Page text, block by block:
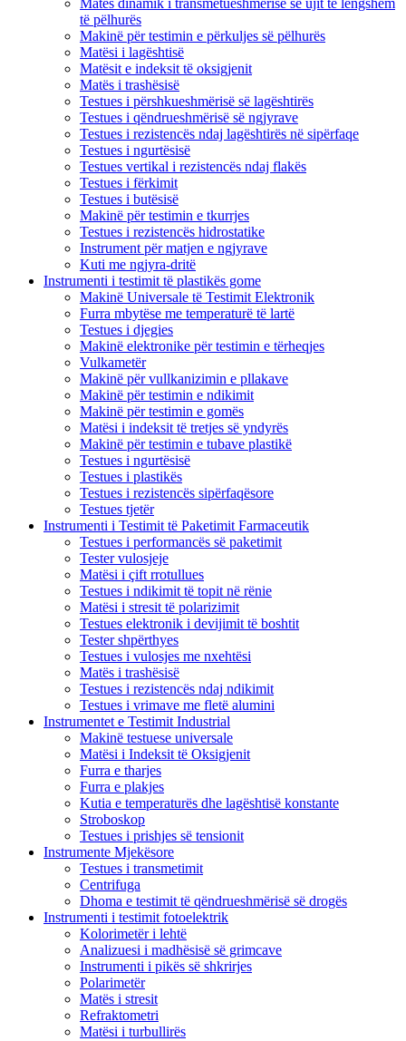
të pëlhurës
Makinë për testimin e përkuljes së pëlhurës
Matësi i lagështisë
Matësit e indeksit të oksigjenit
Matës i trashësisë
Testues i përshkueshmërisë së lagështirës
Testues i qëndrueshmërisë së ngjyrave
Testues i rezistencës ndaj lagështirës në sipërfaqe
Testues i ngurtësisë
Testues vertikal i rezistencës ndaj flakës
Testues i fërkimit
Testues i butësisë
Makinë për testimin e tkurrjes
Testues i rezistencës hidrostatike
Instrument për matjen e ngjyrave
Kuti me ngjyra-dritë
Instrumenti i testimit të plastikës gome
Makinë Universale të Testimit Elektronik
Furra mbytëse me temperaturë të lartë
Testues i djegies
Makinë elektronike për testimin e tërheqjes
Vulkametër
Makinë për vullkanizimin e pllakave
Makinë për testimin e ndikimit
Makinë për testimin e gomës
Matësi i indeksit të tretjes së yndyrës
Makinë për testimin e tubave plastikë
Testues i ngurtësisë
Testues i plastikës
Testues i rezistencës sipërfaqësore
Testues tjetër
Instrumenti i Testimit të Paketimit Farmaceutik
Testues i performancës së paketimit
Tester vulosjeje
Matësi i çift rrotullues
Testues i ndikimit të topit në rënie
Matësi i stresit të polarizimit
Testues elektronik i devijimit të boshtit
Tester shpërthyes
Testues i vulosjes me nxehtësi
Matës i trashësisë
Testues i rezistencës ndaj ndikimit
Testues i vrimave me fletë alumini
Instrumentet e Testimit Industrial
Makinë testuese universale
Matësi i Indeksit të Oksigjenit
Furra e tharjes
Furra e plakjes
Kutia e temperaturës dhe lagështisë konstante
Stroboskop
Testues i prishjes së tensionit
Instrumente Mjekësore
Testues i transmetimit
Centrifuga
Dhoma e testimit të qëndrueshmërisë së drogës
Instrumenti i testimit fotoelektrik
Kolorimetër i lehtë
Analizuesi i madhësisë së grimcave
Instrumenti i pikës së shkrirjes
Polarimetër
Matës i stresit
Refraktometri
Matësi i turbullirës